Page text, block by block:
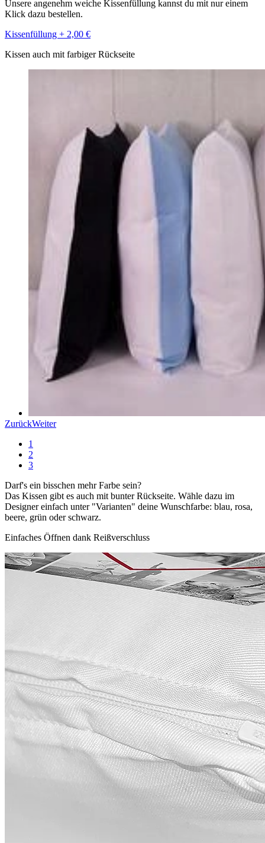
Unsere angenehm weiche Kissenfüllung kannst du mit nur einem
Klick dazu bestellen.
Kissenfüllung + 2,00 €
Kissen auch mit farbiger Rückseite
ZurückWeiter
1
2
3
Darf's ein bisschen mehr Farbe sein?
Das Kissen gibt es auch mit bunter Rückseite. Wähle dazu im
Designer einfach unter "Varianten" deine Wunschfarbe: blau, rosa,
beere, grün oder schwarz.
Einfaches Öffnen dank Reißverschluss